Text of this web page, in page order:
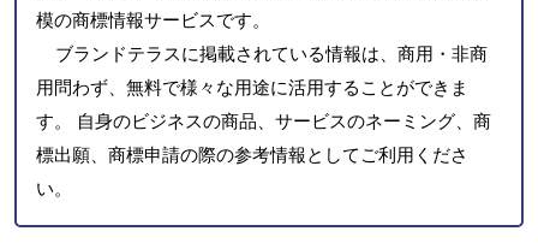
模の商標情報サービスです。
ブランドテラスに掲載されている情報は、商用・非商
用問わず、無料で様々な用途に活用することができま
す。 自身のビジネスの商品、サービスのネーミング、商
標出願、商標申請の際の参考情報としてご利用くださ
い。